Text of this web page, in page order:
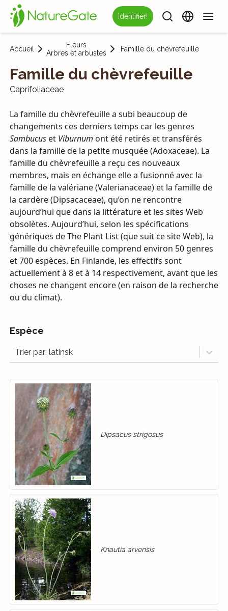
Identifier!
Accueil
Fleurs
Arbres et arbustes
Famille du chèvrefeuille
Famille du chèvrefeuille
Caprifoliaceae
La famille du chèvrefeuille a subi beaucoup de
changements ces derniers temps car les genres
Sambucuset Viburnum ont été retirés et transférés
dans la famille de la petite musquée (Adoxaceae). La
famille du chèvrefeuille a reçu ces nouveaux
membres, mais en échange elle a fusionné avec la
famille de la valériane (Valerianaceae) et la famille de
la cardère (Dipsacaceae), qu’on ne rencontre
aujourd’hui que dans la littérature et les sites Web
obsolètes. Aujourd’hui, selon les spécifications
génériques de The Plant List (que suit ce site Web), la
famille du chèvrefeuille comprend environ 50 genres
et 700 espèces. En Finlande, les effectifs sont
actuellement à 8 et à 14 respectivement, avant que les
choses ne changent encore (en raison de la recherche
ou du climat).
Espèce
Trier par: latinsk
Dipsacus strigosus
Knautia arvensis